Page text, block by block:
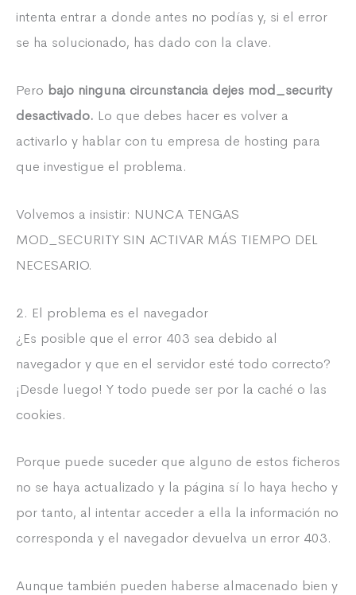
intenta entrar a donde antes no podías y, si el error
se ha solucionado, has dado con la clave.
Pero bajo ninguna circunstancia dejes mod_security
desactivado. Lo que debes hacer es volver a
activarlo y hablar con tu empresa de hosting para
que investigue el problema.
Volvemos a insistir: NUNCA TENGAS
MOD_SECURITY SIN ACTIVAR MÁS TIEMPO DEL
NECESARIO.
2. El problema es el navegador
¿Es posible que el error 403 sea debido al
navegador y que en el servidor esté todo correcto?
¡Desde luego! Y todo puede ser por la caché o las
cookies.
Porque puede suceder que alguno de estos ficheros
no se haya actualizado y la página sí lo haya hecho y
por tanto, al intentar acceder a ella la información no
corresponda y el navegador devuelva un error 403.
Aunque también pueden haberse almacenado bien y